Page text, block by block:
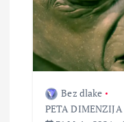
Bez dlake
PETA DIMENZIJA